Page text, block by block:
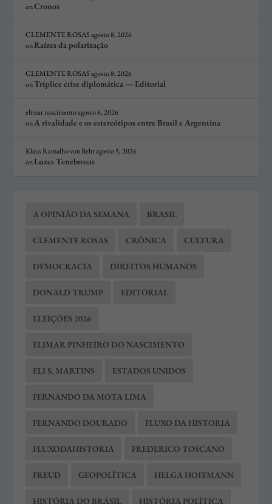
onCronos
CLEMENTE ROSAS agosto 8, 2026
onRaízes da polarização
CLEMENTE ROSAS agosto 8, 2026
onTríplice crise diplomática — Editorial
elimar nascimentoagosto 6, 2026
onA rivalidade e os estereótipos entre Brasil e Argentina
Klaus Ramalho von Behragosto 5, 2026
onLuzes Tenebrosas
A OPINIÃO DA SEMANA BRASIL
CLEMENTE ROSAS CRÔNICA CULTURA
DEMOCRACIA DIREITOS HUMANOS
DONALD TRUMP EDITORIAL
ELEIÇÕES 2026
ELIMAR PINHEIRO DO NASCIMENTO
ELI S. MARTINS ESTADOS UNIDOS
FERNANDO DA MOTA LIMA
FERNANDO DOURADO FLUXO DA HISTORIA
FLUXODAHISTORIA FREDERICO TOSCANO
FREUD GEOPOLÍTICA HELGA HOFFMANN
HISTÓRIA DO BRASIL HISTÓRIA POLÍTICA